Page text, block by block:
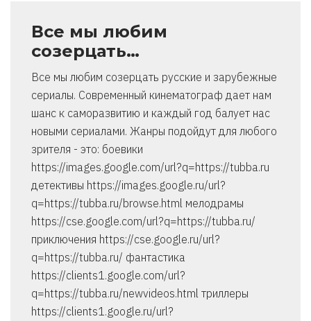
Все мы любим
созерцать…
Все мы любим созерцать русские и зарубежные
сериалы. Современный кинематограф дает нам
шанс к саморазвитию и каждый год балует нас
новыми сериалами. Жанры подойдут для любого
зрителя - это: боевики
https://images.google.com/url?q=https://tubba.ru
детективы https://images.google.ru/url?
q=https://tubba.ru/browse.html мелодрамы
https://cse.google.com/url?q=https://tubba.ru/
приключения https://cse.google.ru/url?
q=https://tubba.ru/ фантастика
https://clients1.google.com/url?
q=https://tubba.ru/newvideos.html триллеры
https://clients1.google.ru/url?